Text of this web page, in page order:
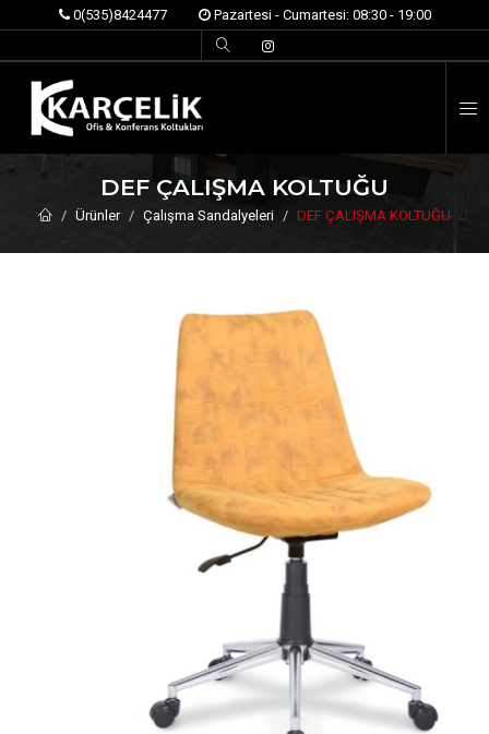
0(535)8424477 Pazartesi - Cumartesi: 08:30 - 19:00
DEF ÇALIŞMA KOLTUĞU
Ürünler Çalışma Sandalyeleri DEF ÇALIŞMA KOLTUĞU